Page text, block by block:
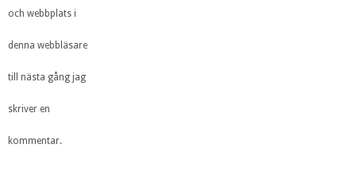
och webbplats i
denna webbläsare
till nästa gång jag
skriver en
kommentar.